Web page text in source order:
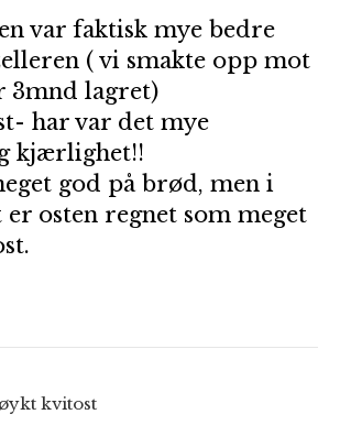
var faktisk mye bedre
( vi smakte opp mot
3mnd lagret)
har var det mye
kjærlighet!!
god på brød, men i
osten regnet som meget
kvitost